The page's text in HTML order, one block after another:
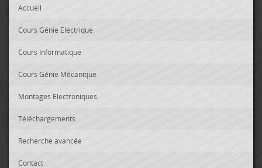
Accueil
Cours Génie Electrique
Cours Informatique
Cours Génie Mécanique
Montages Electroniques
Téléchargements
Recherche avancée
Contact